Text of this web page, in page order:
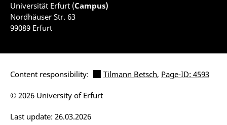
Universität Erfurt (Campus)
Nordhäuser Str. 63
99089 Erfurt
Content responsibility: Tilmann Betsch, Page-ID: 4593
Last update: 26.03.2026
© 2026 University of Erfurt